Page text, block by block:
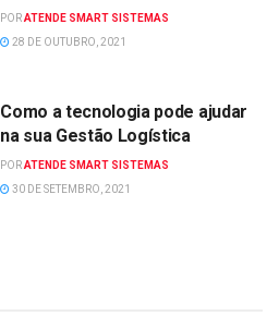
PORATENDE SMART SISTEMAS
28 DE OUTUBRO, 2021
Como a tecnologia pode ajudar
na sua Gestão Logística
PORATENDE SMART SISTEMAS
30 DE SETEMBRO, 2021